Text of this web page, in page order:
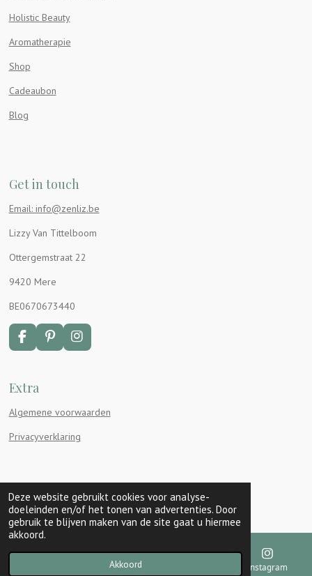
Deze website gebruikt cookies voor analyse-
doeleinden en/of het tonen van advertenties. Door
gebruik te blijven maken van de site gaat u hiermee
akkoord.
Akkoord
Holistic Beauty
Aromatherapie
Shop
Cadeaubon
Blog
Get in touch
Email: info@zenliz.be
Lizzy Van Tittelboom
Ottergemstraat 22
9420 Mere
BE0670673440
F
a
b
o
P
i
e
s
t
I
n
r
m
Extra
Algemene voorwaarden
Privacyverklaring
Instagram